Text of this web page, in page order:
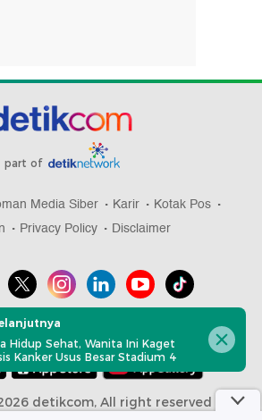
part of
Media Siber Karir
Kotak Pos
Privacy Policy Disclaimer
aplikasi detikcom
detikcom, All right reserved
Hidup Sehat, Wanita Ini Kaget
Kanker Usus Besar Stadium 4